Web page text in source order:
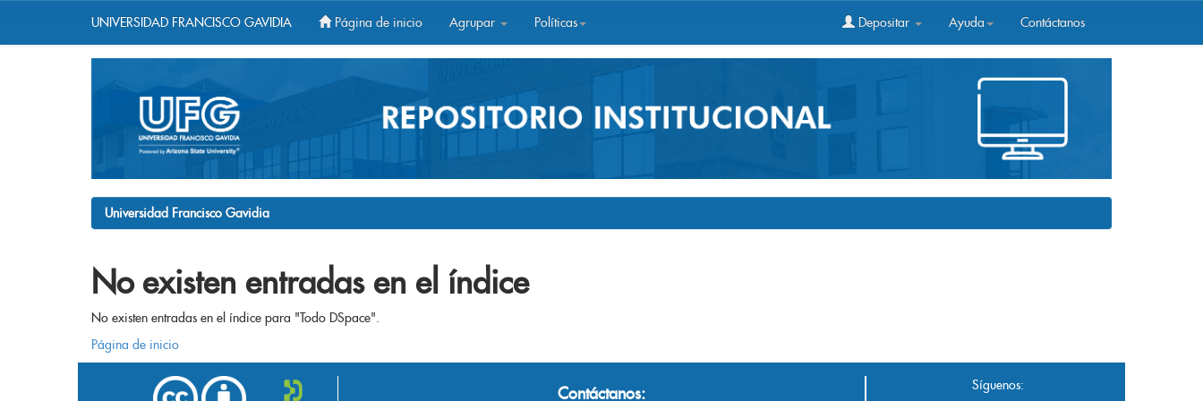
UNIVERSIDAD FRANCISCO GAVIDIA Página de inicio Agrupar Políticas Depositar Ayuda Contáctanos
Universidad Francisco Gavidia
No existen entradas en el índice
No existen entradas en el índice para "Todo DSpace".
Página de inicio
Contáctanos: Síguenos: